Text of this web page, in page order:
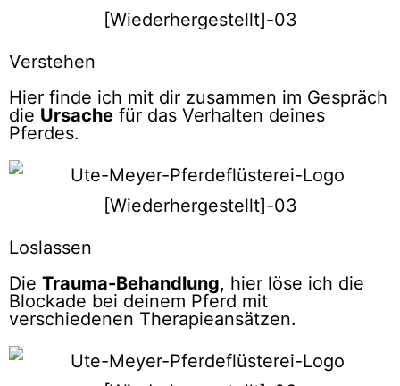
Verstehen
Hier finde ich mit dir zusammen im Gespräch
die Ursache für das Verhalten deines
Pferdes.
Loslassen
Die Trauma-Behandlung, hier löse ich die
Blockade bei deinem Pferd mit
verschiedenen Therapieansätzen.